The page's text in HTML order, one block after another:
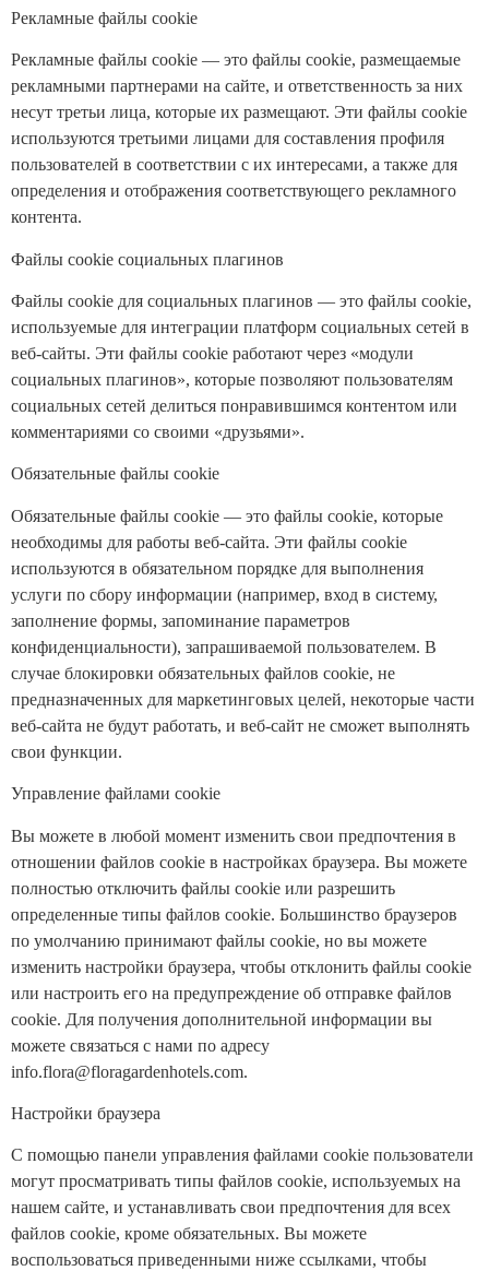
Рекламные файлы cookie
Рекламные файлы cookie — это файлы cookie, размещаемые
рекламными партнерами на сайте, и ответственность за них
несут третьи лица, которые их размещают. Эти файлы cookie
используются третьими лицами для составления профиля
пользователей в соответствии с их интересами, а также для
определения и отображения соответствующего рекламного
контента.
Файлы cookie социальных плагинов
Файлы cookie для социальных плагинов — это файлы cookie,
используемые для интеграции платформ социальных сетей в
веб-сайты. Эти файлы cookie работают через «модули
социальных плагинов», которые позволяют пользователям
социальных сетей делиться понравившимся контентом или
комментариями со своими «друзьями».
Обязательные файлы cookie
Обязательные файлы cookie — это файлы cookie, которые
необходимы для работы веб-сайта. Эти файлы cookie
используются в обязательном порядке для выполнения
услуги по сбору информации (например, вход в систему,
заполнение формы, запоминание параметров
конфиденциальности), запрашиваемой пользователем. В
случае блокировки обязательных файлов cookie, не
предназначенных для маркетинговых целей, некоторые части
веб-сайта не будут работать, и веб-сайт не сможет выполнять
свои функции.
Управление файлами cookie
Вы можете в любой момент изменить свои предпочтения в
отношении файлов cookie в настройках браузера. Вы можете
полностью отключить файлы cookie или разрешить
определенные типы файлов cookie. Большинство браузеров
по умолчанию принимают файлы cookie, но вы можете
изменить настройки браузера, чтобы отклонить файлы cookie
или настроить его на предупреждение об отправке файлов
cookie. Для получения дополнительной информации вы
можете связаться с нами по адресу
info.flora@floragardenhotels.com.
Настройки браузера
С помощью панели управления файлами cookie пользователи
могут просматривать типы файлов cookie, используемых на
нашем сайте, и устанавливать свои предпочтения для всех
файлов cookie, кроме обязательных. Вы можете
воспользоваться приведенными ниже ссылками, чтобы